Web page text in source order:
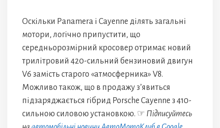
Оскільки Panamera і Cayenne ділять загальні
мотори, логічно припустити, що
середньорозмірний кросовер отримає новий
трилітровий 420-сильний бензиновий двигун
V6 замість старого «атмосферника» V8.
Можливо також, що в продажу з’явиться
підзаряджається гібрид Porsche Cayenne з 410-
сильною силовою установкою. ☞ Підписуйтесь